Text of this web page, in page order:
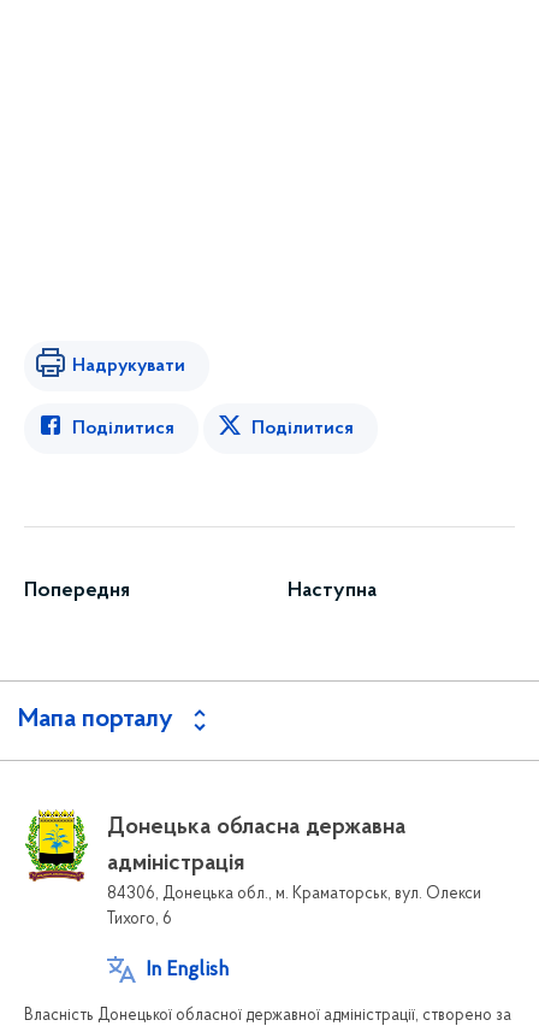
Надрукувати
Поділитися Поділитися
Попередня Наступна
Мапа порталу
Донецька обласна державна
адміністрація
84306, Донецька обл., м. Краматорськ, вул. Олекси
Тихого, 6
In English
Власність Донецької обласної державної адміністрації, створено за